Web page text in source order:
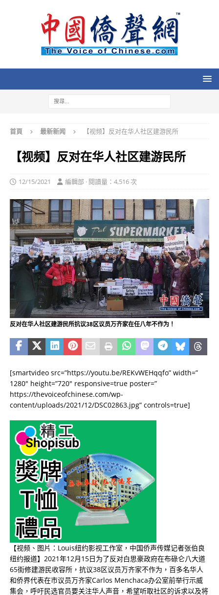
首頁 最新新闻 【视频】反对在华人社区建游民所
【视频】反对在华人社区建游民所
12/15/2021 編輯部 · 閱讀量：4,516 次
反对在华人社区建游民所抗议38区议员万齐家在任八年不作为！
[smartvideo src=”https://youtu.be/REKvWEHqqfo” width=”
1280″ height=”720″ responsive=true poster=”
https://thevoiceofchinese.com/wp-
content/uploads/2021/12/DSC02863.jpg” controls=true]
【视频、图片：Louis纽约影视工作室，中国侨声传媒记者张伯良
纽约报道】2021年12月15日为了反对白思豪政府在布碌仑八大道
65街修建游民收容所，抗议38区议员万齐家不作为，百多名华人
和侨界代表在市议员万齐家Carlos Menchaca办公室前举行示威
集会，呼吁民选官员要关注华人声音，希望听取社区的诉求以及将